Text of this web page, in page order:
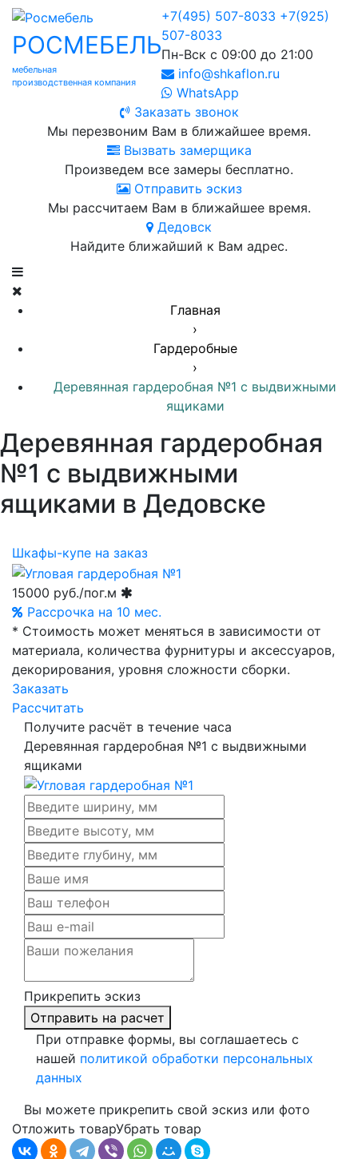
РОСМЕБЕЛЬ
мебельная
производственная компания
+7(495) 507-8033 +7(925)
507-8033
Пн-Вск с 09:00 до 21:00
info@shkaflon.ru
WhatsApp
Заказать звонок
Мы перезвоним Вам в ближайшее время.
Вызвать замерщика
Произведем все замеры бесплатно.
Отправить эскиз
Мы рассчитаем Вам в ближайшее время.
Дедовск
Найдите ближайший к Вам адрес.
Главная
›
Гардеробные
›
Деревянная гардеробная №1 с выдвижными
ящиками
Деревянная гардеробная
№1 с выдвижными
ящиками в Дедовске
Шкафы-купе на заказ
15000 руб./пог.м
Рассрочка на 10 мес.
* Стоимость может меняться в зависимости от
материала, количества фурнитуры и аксессуаров,
декорирования, уровня сложности сборки.
Заказать
Рассчитать
Получите расчёт в течение часа
Деревянная гардеробная №1 с выдвижными
ящиками
Прикрепить эскиз
Отправить на расчет
При отправке формы, вы соглашаетесь с
нашей политикой обработки персональных
данных
Вы можете прикрепить свой эскиз или фото
Отложить товарУбрать товар